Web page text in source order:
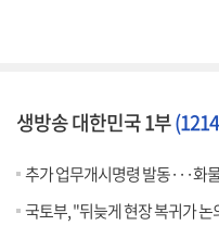
생방송 대한민국 1부
추가 업무개시명령 발동···화물연
국토부, "뒤늦게 현장 복귀가